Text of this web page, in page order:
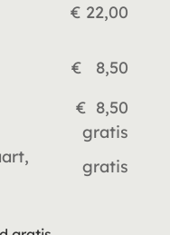
€ 22,00
€ 8,50
€ 8,50
gratis
gratis